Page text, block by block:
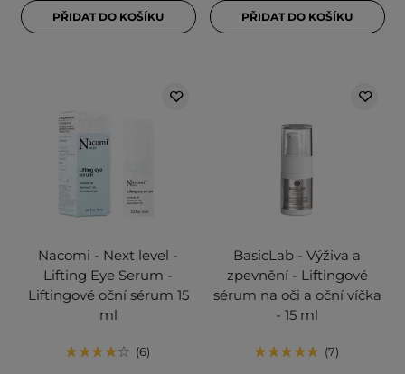
PŘIDAT DO KOŠÍKU PŘIDAT DO KOŠÍKU
Nacomi - Next level -
Lifting Eye Serum -
Liftingové oční sérum 15
ml
6
BasicLab - Výživa a
zpevnění - Liftingové
sérum na oči a oční víčka
- 15 ml
7